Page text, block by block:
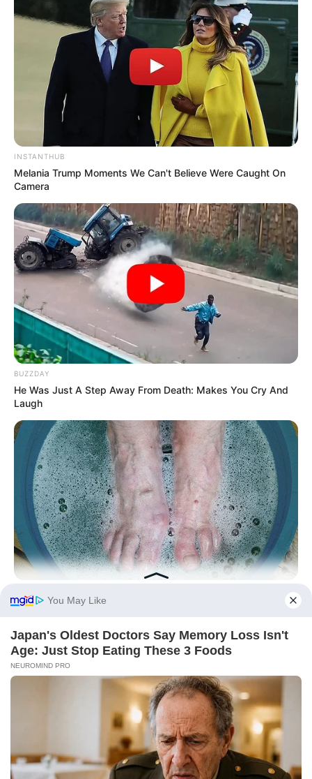
INSTANTHUB
Melania Trump Moments We Can't Believe Were Caught On
Camera
BUZZDAY
He Was Just A Step Away From Death: Makes You Cry And
Laugh
What Happens After A Vinegar Foot Soak